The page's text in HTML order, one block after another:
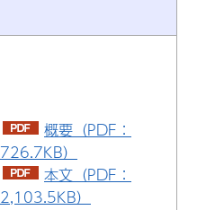
概要（PDF：
726.7KB）
本文（PDF：
2,103.5KB）